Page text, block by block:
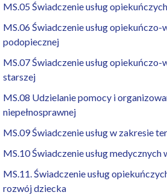
MS.05 Świadczenie usług opiekuńczych
MS.06 Świadczenie usług
podopiecznej
MS.07 Świadczenie usług
starszej
MS.08 Udzielanie pomocy i
niepełnosprawnej
MS.09 Świadczenie usług w zakresie
MS.10 Świadczenie usług
MS.11. Świadczenie usług
rozwój dziecka